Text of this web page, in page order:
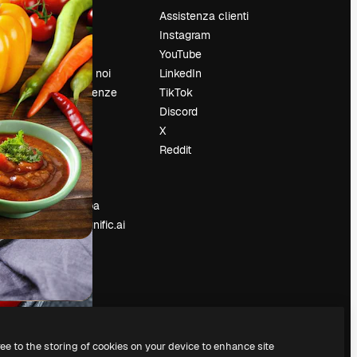
Prezzi
Chi siamo
Recensioni
Lavora con noi
Cerca tendenze
Blog
Eventi
Slidesgo
Vendi i tuoi
contenuti
Sala stampa
Cerchi magnific.ai
Assistenza clienti
Instagram
YouTube
LinkedIn
TikTok
Discord
X
Reddit
to the storing of cookies on your device to enhance site